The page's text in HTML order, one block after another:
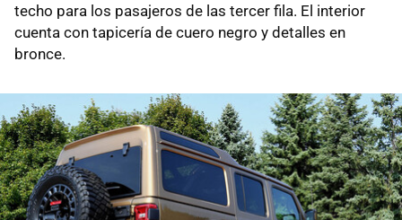
techo para los pasajeros de las tercer fila. El interior
cuenta con tapicería de cuero negro y detalles en
bronce.